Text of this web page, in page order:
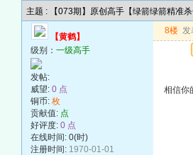
主题 : 【073期】原创高手【绿箭绿箭精准
【黄鹤】
级别： 一级高手
发帖:
威望: 0 点
铜币: 枚
贡献值: 点
好评度: 0 点
在线时间: 0(时)
注册时间: 1970-01-01
8楼 发
相信你